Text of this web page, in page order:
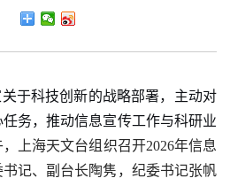
于科技创新的战略部署，主动对
务，推动信息宣传工作与科研业
，上海天文台组织召开2026年信息
记、副台长陶隽，纪委书记张帆